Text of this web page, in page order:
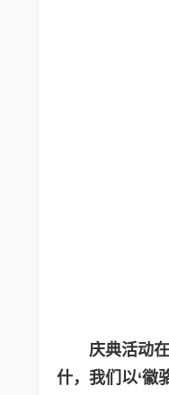
庆典活动
什，我们以‘徽